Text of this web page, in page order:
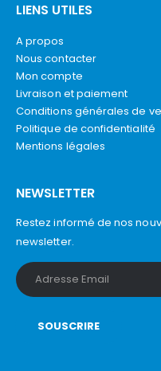
LIENS UTILES
A propos
Nous contacter
Mon compte
Livraison et paiement
Conditions générales de
Politique de confidentialité
Mentions légales
NEWSLETTER
Restez informé de nos
newsletter.